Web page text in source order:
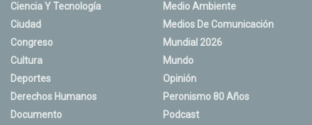
Ciencia Y Tecnología
Ciudad
Congreso
Cultura
Deportes
Derechos Humanos
Documento
Medio Ambiente
Medios De Comunicación
Mundial 2026
Mundo
Opinión
Peronismo 80 Años
Podcast